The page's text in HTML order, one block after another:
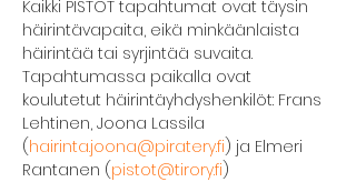
Kaikki PISTOT tapahtumat ovat täysin
häirintävapaita, eikä minkäänlaista
häirintää tai syrjintää suvaita.
Tapahtumassa paikalla ovat
koulutetut häirintäyhdyshenkilöt: Frans
Lehtinen, Joona Lassila
(hairinta.joona@piratery.fi) ja Elmeri
Rantanen (pistot@tirory.fi)